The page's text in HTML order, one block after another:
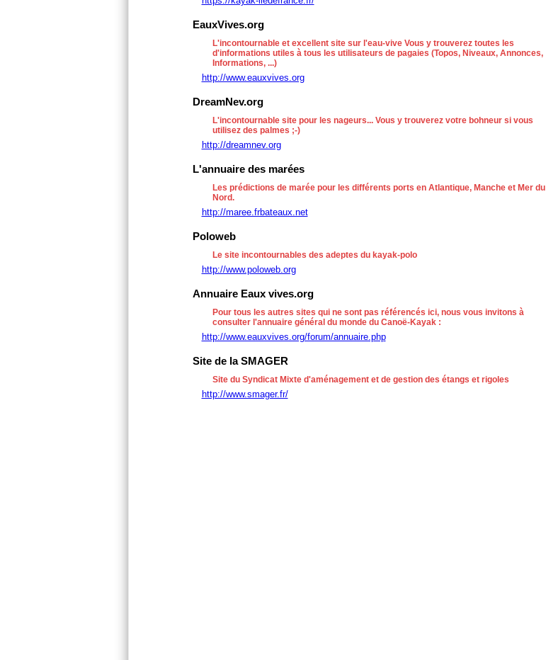
EauxVives.org
L'incontournable et excellent site sur l'eau-vive Vous y trouverez toutes les
d'informations utiles à tous les utilisateurs de pagaies (Topos, Niveaux, Annonces,
Informations, ...)
http://www.eauxvives.org
DreamNev.org
L'incontournable site pour les nageurs... Vous y trouverez votre bohneur si vous
utilisez des palmes ;-)
http://dreamnev.org
L'annuaire des marées
Les prédictions de marée pour les différents ports en Atlantique, Manche et Mer du
Nord.
http://maree.frbateaux.net
Poloweb
Le site incontournables des adeptes du kayak-polo
http://www.poloweb.org
Annuaire Eaux vives.org
Pour tous les autres sites qui ne sont pas référencés ici, nous vous invitons à
consulter l'annuaire général du monde du Canoë-Kayak :
http://www.eauxvives.org/forum/annuaire.php
Site de la SMAGER
Site du Syndicat Mixte d'aménagement et de gestion des étangs et rigoles
http://www.smager.fr/